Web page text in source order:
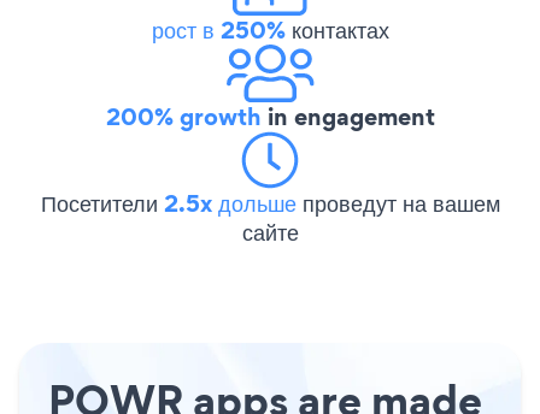
рост в 250%контактах
200% growth in engagement
Посетители 2.5x дольше проведут на вашем
сайте
POWR apps are made